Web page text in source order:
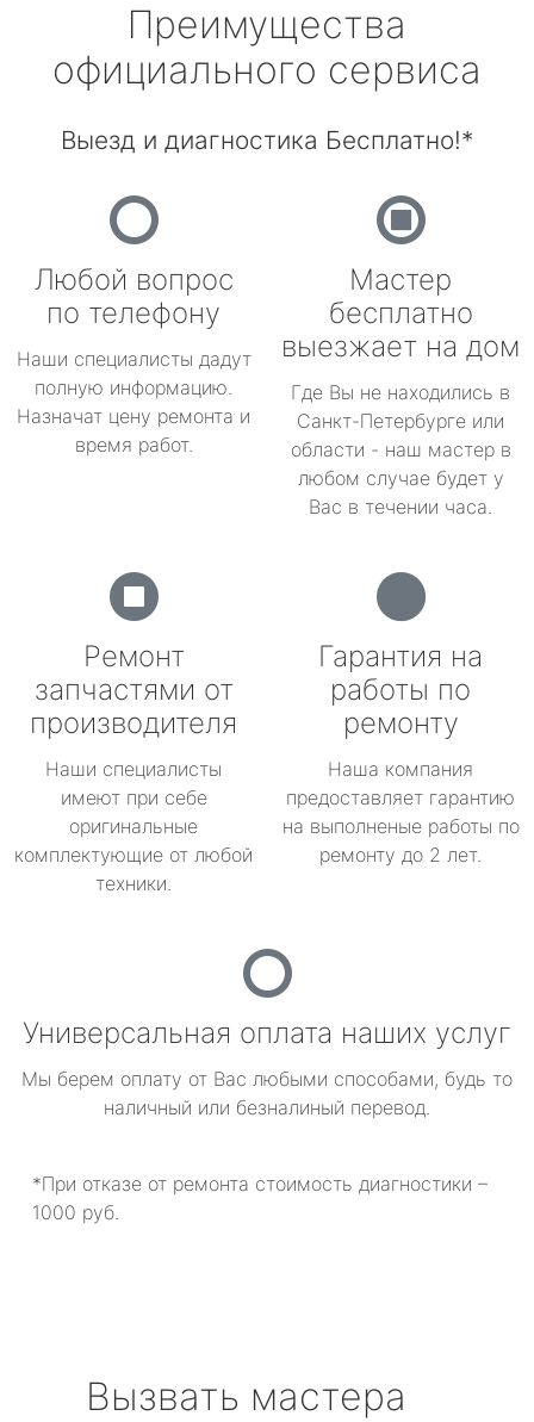
Преимущества
официального сервиса
Выезд и диагностика Бесплатно!*
Любой вопрос
по телефону
Наши специалисты дадут
полную информацию.
Назначат цену ремонта и
время работ.
Мастер
бесплатно
выезжает на дом
Где Вы не находились в
Санкт-Петербурге или
области - наш мастер в
любом случае будет у
Вас в течении часа.
Ремонт
запчастями от
производителя
Наши специалисты
имеют при себе
оригинальные
комплектующие от любой
техники.
Гарантия на
работы по
ремонту
Наша компания
предоставляет гарантию
на выполненые работы по
ремонту до 2 лет.
Универсальная оплата наших услуг
Мы берем оплату от Вас любыми способами, будь то
наличный или безналиный перевод.
*При отказе от ремонта стоимость диагностики –
1000 руб.
Вызвать мастера